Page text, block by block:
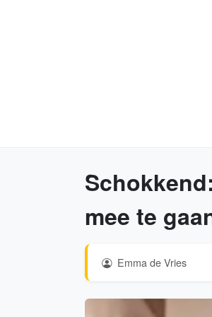
mee te
Emma de Vries